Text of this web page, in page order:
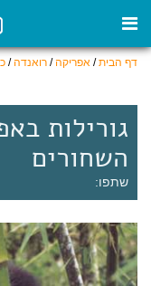
דף הבית/ אפריקה/ רואנדה/
גורילות
השחורים
שתפו: